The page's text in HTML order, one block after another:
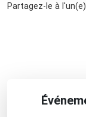
Partagez-le à